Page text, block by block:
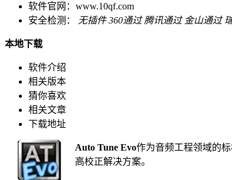
软件官网： www.10qf.com
安全检测：
无插件 360通过 腾讯通过 金山通过
本地下载
软件介绍
相关版本
猜你喜欢
相关文章
下载地址
Auto Tune Evo作为音频工程领域的
高校正解决方案。